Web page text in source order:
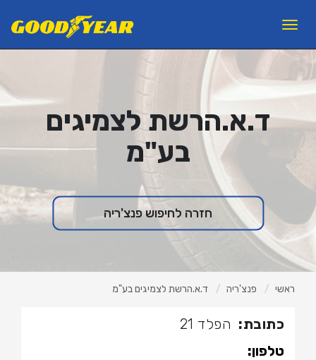
×
צמיגים לרכב פרטי
צמיגי משא ואוטובוסים
צמיגים לעבודות עפר
ראשי
אודות ב.מ.ב
צור קשר
למה GOODYEAR?
Toggle
ד.א.הרשת לצמיגים
בע"מ
חזרה לחיפוש פנצ'ריה
ראשי פנצ'ריה ד.א.הרשת לצמיגים בע"מ
כתובת: הפלד 21
טלפון: